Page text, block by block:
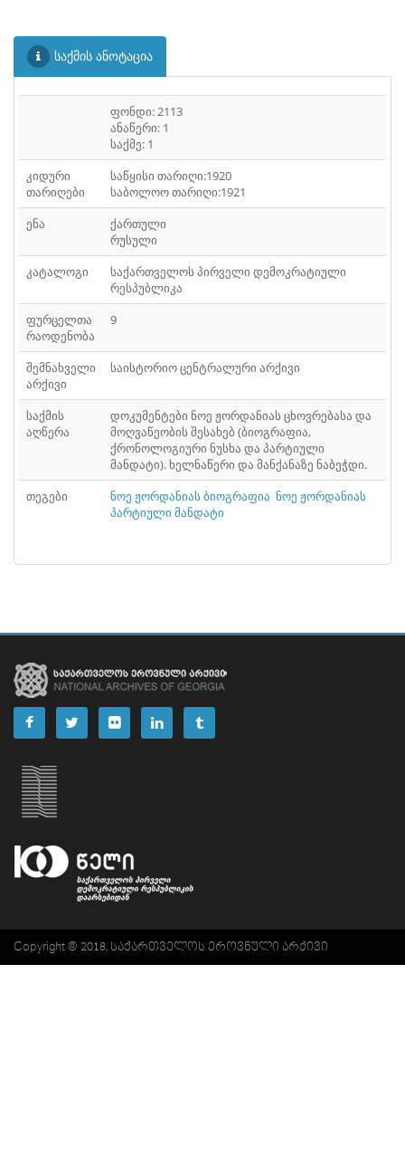
საქმის ანოტაცია
ფონდი: 2113
ანაწერი: 1
საქმე: 1
კიდური
თარიღები
საწყისი თარიღი:1920
საბოლოო თარიღი:1921
ენა
ქართული
რუსული
კატალოგი
საქართველოს პირველი დემოკრატიული
რესპუბლიკა
ფურცელთა
რაოდენობა
9
შემნახველი
არქივი
საისტორიო ცენტრალური არქივი
საქმის
აღწერა
დოკუმენტები ნოე ჟორდანიას ცხოვრებასა და
მოღვაწეობის შესახებ (ბიოგრაფია,
ქრონოლოგიური ნუსხა და პარტიული
მანდატი). ხელნაწერი და მანქანაზე ნაბეჭდი.
თეგები
ნოე ჟორდანიას ბიოგრაფია ნოე ჟორდანიას
პარტიული მანდატი
Copyright © 2018, საქართველოს ეროვნული არქივი